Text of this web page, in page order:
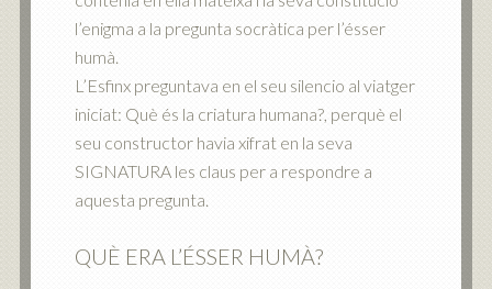
l’enigma a la pregunta socràtica per l’ésser
humà.
L’Esfinx preguntava en el seu silencio al viatger
iniciat: Què és la criatura humana?, perquè el
seu constructor havia xifrat en la seva
SIGNATURA les claus per a respondre a
aquesta pregunta.
QUÈ ERA L’ÉSSER HUMÀ?